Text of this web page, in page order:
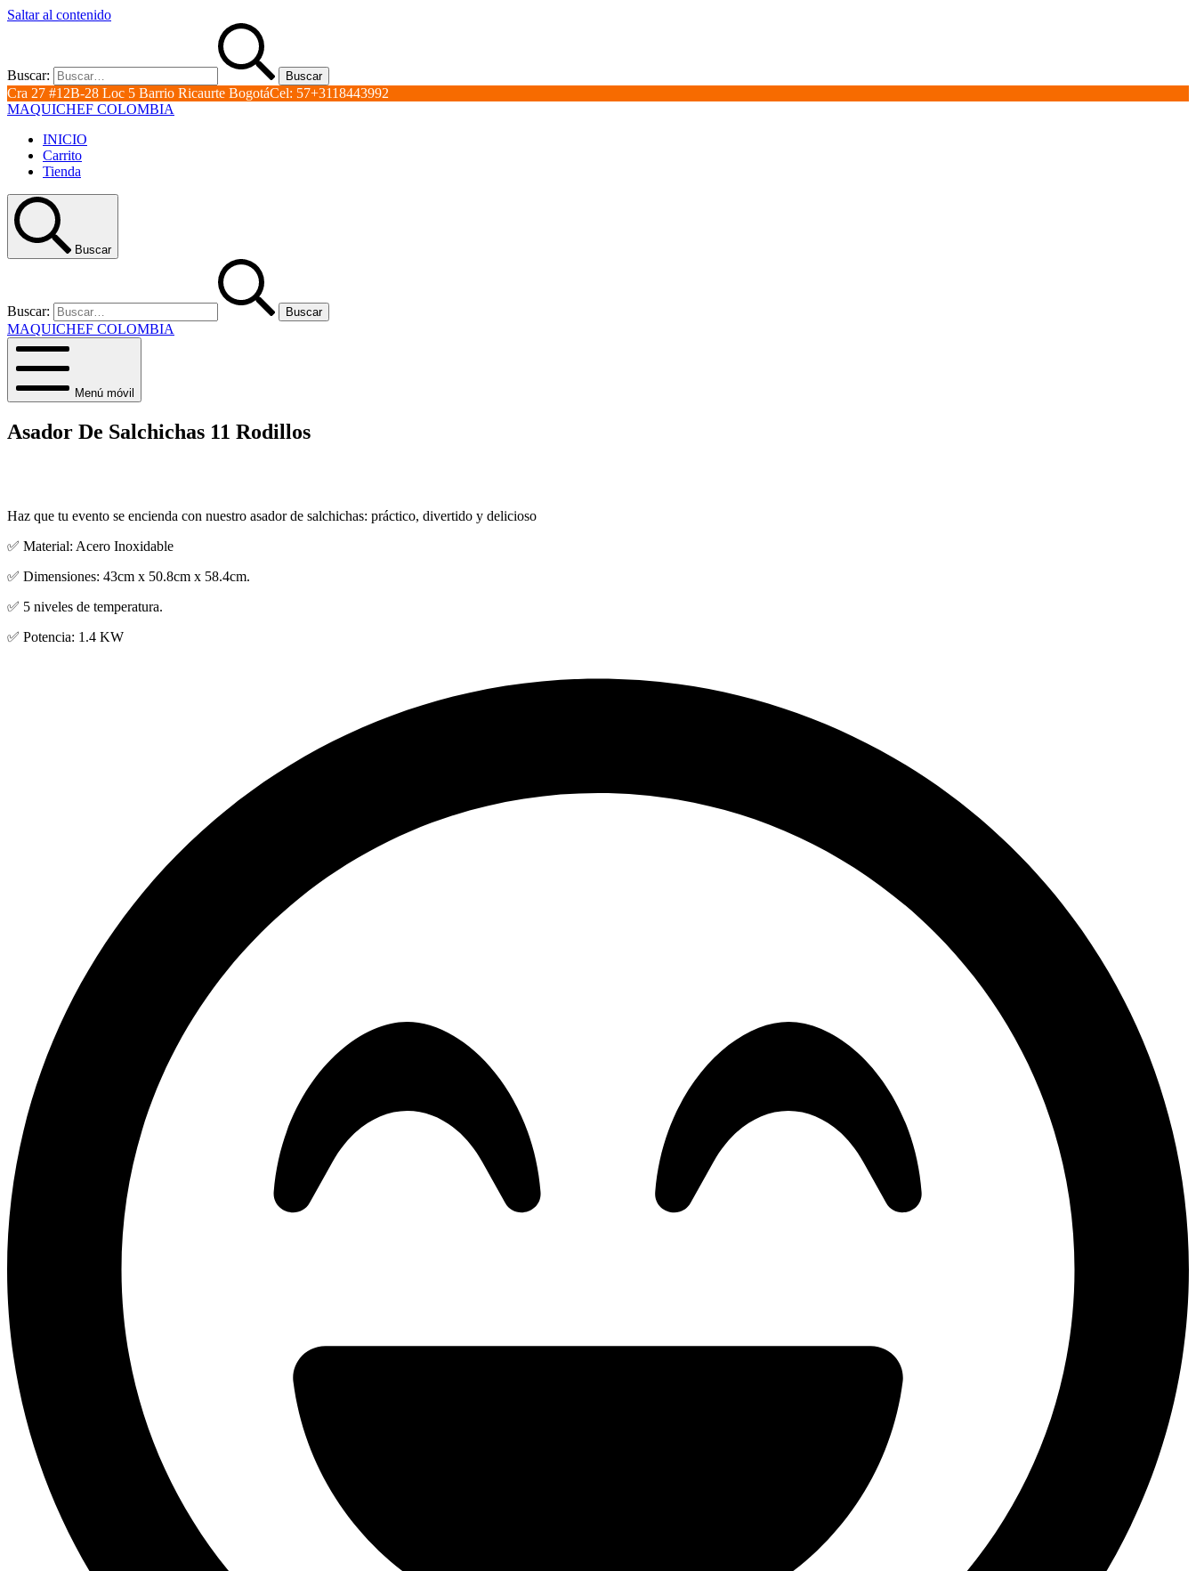
Saltar al contenido
Buscar:
Cra 27 #12B-28 Loc 5 Barrio Ricaurte BogotáCel: 57+3118443992
MAQUICHEF COLOMBIA
INICIO
Carrito
Tienda
Buscar
Buscar:
MAQUICHEF COLOMBIA
Menú móvil
Asador De Salchichas 11 Rodillos
Haz que tu evento se encienda con nuestro asador de salchichas: práctico, divertido y delicioso
✅ Material: Acero Inoxidable
✅ Dimensiones: 43cm x 50.8cm x 58.4cm.
✅ 5 niveles de temperatura.
✅ Potencia: 1.4 KW